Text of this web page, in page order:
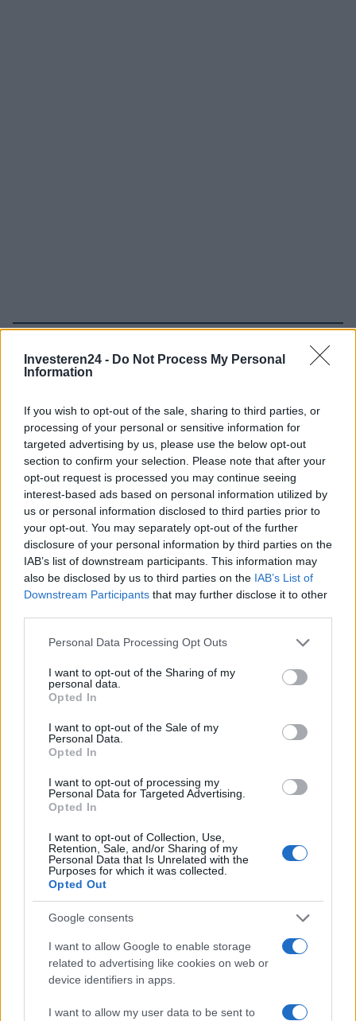
Investeren24 - Do Not Process My Personal
Information
If you wish to opt-out of the sale, sharing to third parties, or
processing of your personal or sensitive information for
targeted advertising by us, please use the below opt-out
section to confirm your selection. Please note that after your
opt-out request is processed you may continue seeing
interest-based ads based on personal information utilized by
us or personal information disclosed to third parties prior to
your opt-out. You may separately opt-out of the further
disclosure of your personal information by third parties on the
IAB’s list of downstream participants. This information may
also be disclosed by us to third parties on the IAB’s List of
Downstream Participants that may further disclose it to other
Please note that this website/app uses one or more Google
not limited to your visit or usage behaviour. You may click to
grant or deny consent to Google and its third-party tags to
use your data for below specified purposes in below Google
consent section.
Personal Data Processing Opt Outs
I want to opt-out of the Sharing of my
personal data.
Opted In
I want to opt-out of the Sale of my
Personal Data.
Opted In
I want to opt-out of processing my
Personal Data for Targeted Advertising.
Opted In
I want to opt-out of Collection, Use,
Retention, Sale, and/or Sharing of my
Personal Data that Is Unrelated with the
Purposes for which it was collected.
Opted Out
Google consents
I want to allow Google to enable storage
related to advertising like cookies on web or
device identifiers in apps.
I want to allow my user data to be sent to
Verder lezen
Ethereum vs Nasdaq: Tom Lee analyseert de markttrends van
Sven Bakker · 5 aug 2026
CRYPTOVALUTA
Coldcard-wallets gehackt: miljoenen euro’s in bitcoin gestolen
Lotte de Vries · 5 aug 2026
CRYPTOVALUTA